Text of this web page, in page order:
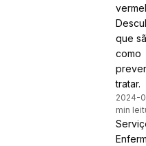
que
como
tratar.
2024-
min